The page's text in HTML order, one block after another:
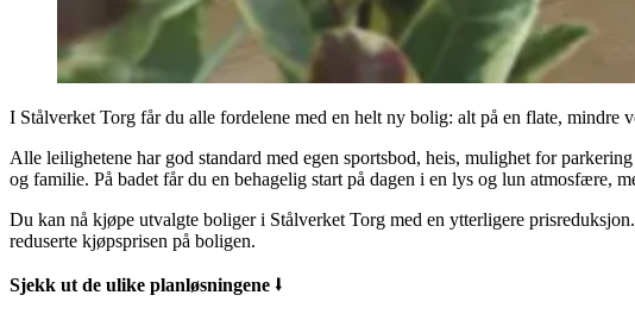
I Stålverket Torg får du alle fordelene med en helt ny bolig: alt på en flate,
Alle leilighetene har god standard med egen sportsbod, heis, mulighet for
og familie. På badet får du en behagelig start på dagen i en lys og lun atmosfære,
Du kan nå kjøpe utvalgte boliger i Stålverket Torg med en ytterligere
reduserte kjøpsprisen på boligen.
Sjekk ut de ulike planløsningene ⭣